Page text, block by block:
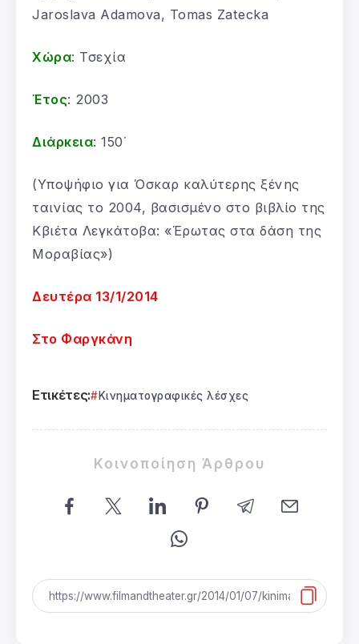
Jaroslava Adamova, Tomas Zatecka
Χώρα: Τσεχία
Έτος: 2003
Διάρκεια: 150΄
(Υποψήφιο για Όσκαρ καλύτερης ξένης
ταινίας το 2004, βασισμένο στο βιβλίο της
Κβιέτα Λεγκάτοβα: «Έρωτας στα δάση της
Μοραβίας»)
Δευτέρα 13/1/2014
Στο Φαργκάνη
Ετικέτες: Κινηματογραφικές λέσχες
Κοινοποίηση Άρθρου